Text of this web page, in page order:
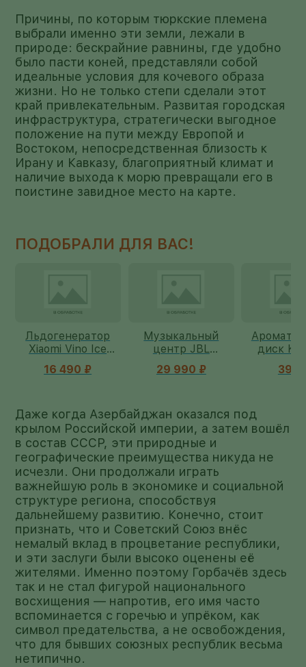
Причины, по которым тюркские племена
выбрали именно эти земли, лежали в
природе: бескрайние равнины, где удобно
было пасти коней, представляли собой
идеальные условия для кочевого образа
жизни. Но не только степи сделали этот
край привлекательным. Развитая городская
инфраструктура, стратегически выгодное
положение на пути между Европой и
Востоком, непосредственная близость к
Ирану и Кавказу, благоприятный климат и
наличие выхода к морю превращали его в
поистине завидное место на карте.
ПОДОБРАЛИ ДЛЯ ВАС!
Музыкальный
центр JBL
PartyBox Encore
Essential 2
29 990 ₽
Ароматический
диск KAORI с
эфирными
маслами
390 ₽ 4
Даже когда Азербайджан оказался под
крылом Российской империи, а затем вошёл
в состав СССР, эти природные и
географические преимущества никуда не
исчезли. Они продолжали играть
важнейшую роль в экономике и социальной
структуре региона, способствуя
дальнейшему развитию. Конечно, стоит
признать, что и Советский Союз внёс
немалый вклад в процветание республики,
и эти заслуги были высоко оценены её
жителями. Именно поэтому Горбачёв здесь
так и не стал фигурой национального
восхищения — напротив, его имя часто
вспоминается с горечью и упрёком, как
символ предательства, а не освобождения,
что для бывших союзных республик весьма
нетипично.